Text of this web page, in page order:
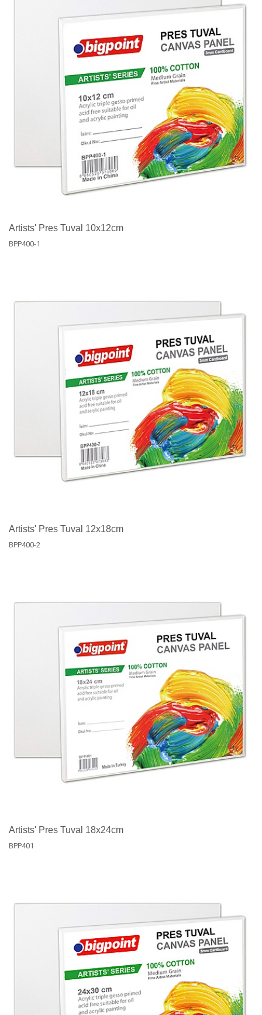
Artists' Pres Tuval 10x12cm
BPP400-1
Artists' Pres Tuval 12x18cm
BPP400-2
Artists' Pres Tuval 18x24cm
BPP401